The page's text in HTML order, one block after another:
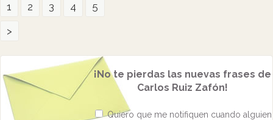
1 2 3 4
5
>
¡No te pierdas las nuevas frases de
Carlos Ruiz Zafón!
Quiero que me notifiquen cuando alguien